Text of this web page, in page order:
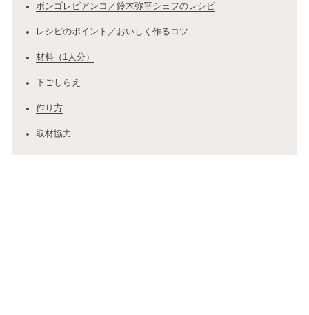
ボンゴレビアンコ／鈴木弥平シェフのレシピ
レシピのポイント／おいしく作るコツ
材料（1人分）
下ごしらえ
作り方
取材協力